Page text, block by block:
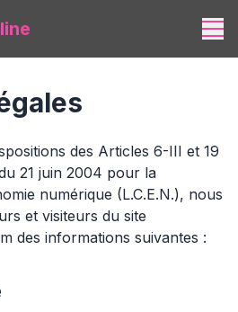
des Articles 6-III et 19
21 juin 2004 pour la
numérique (L.C.E.N.), nous
et visiteurs du site
des informations suivantes :